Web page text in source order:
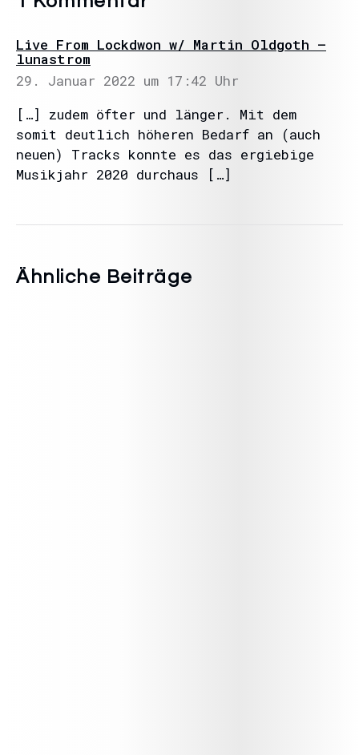
Live From Lockdwon w/ Martin Oldgoth –
lunastrom
29. Januar 2022 um 17:42 Uhr
[…] zudem öfter und länger. Mit dem
somit deutlich höheren Bedarf an (auch
neuen) Tracks konnte es das ergiebige
Musikjahr 2020 durchaus […]
Ähnliche Beiträge